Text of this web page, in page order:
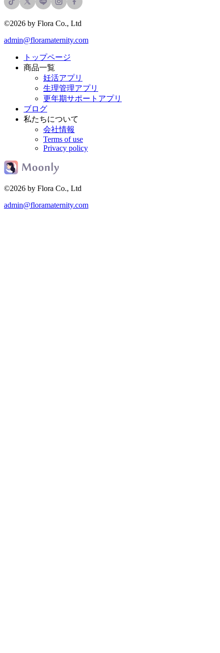
©2026 by Flora Co., Ltd
admin@floramaternity.com
トップページ
商品一覧
妊活アプリ
生理管理アプリ
更年期サポートアプリ
ブログ
私たちについて
会社情報
Terms of use
Privacy policy
©2026 by Flora Co., Ltd
admin@floramaternity.com